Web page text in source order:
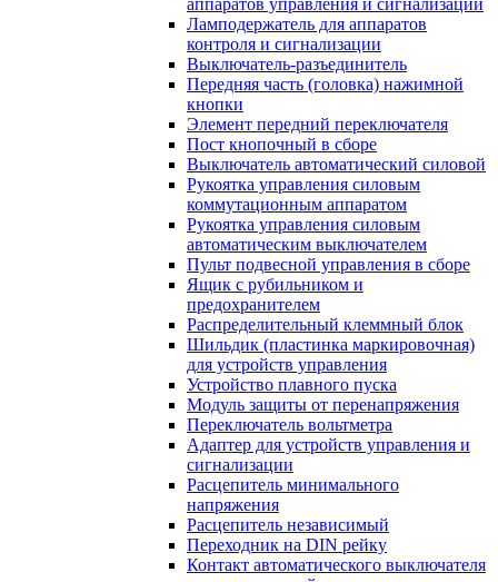
аппаратов управления и сигнализации
Ламподержатель для аппаратов
контроля и сигнализации
Выключатель-разъединитель
Передняя часть (головка) нажимной
кнопки
Элемент передний переключателя
Пост кнопочный в сборе
Выключатель автоматический силовой
Рукоятка управления силовым
коммутационным аппаратом
Рукоятка управления силовым
автоматическим выключателем
Пульт подвесной управления в сборе
Ящик с рубильником и
предохранителем
Распределительный клеммный блок
Шильдик (пластинка маркировочная)
для устройств управления
Устройство плавного пуска
Модуль защиты от перенапряжения
Переключатель вольтметра
Адаптер для устройств управления и
сигнализации
Расцепитель минимального
напряжения
Расцепитель независимый
Переходник на DIN рейку
Контакт автоматического выключателя